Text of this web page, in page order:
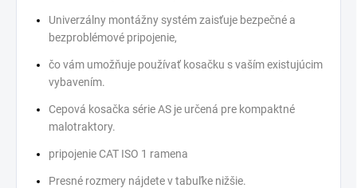
Univerzálny montážny systém zaisťuje bezpečné a
bezproblémové pripojenie,
čo vám umožňuje používať kosačku s vaším existujúcim
vybavením.
Cepová kosačka série AS je určená pre kompaktné
malotraktory.
pripojenie CAT ISO 1 ramena
Presné rozmery nájdete v tabuľke nižšie.